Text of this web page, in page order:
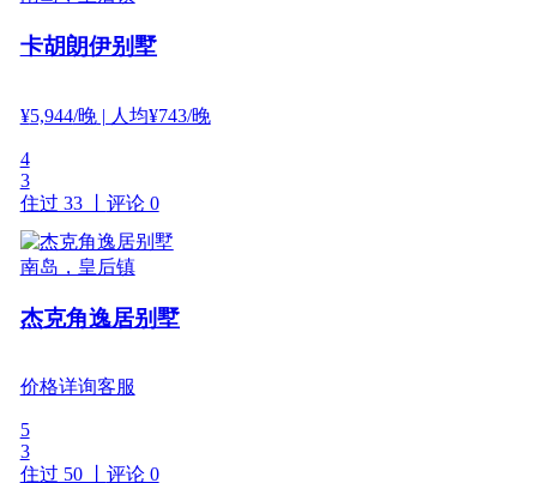
卡胡朗伊别墅
¥5,944/晚| 人均¥743/晚
4
3
住过 33 丨 评论 0
南岛，皇后镇
杰克角逸居别墅
价格详询客服
5
3
住过 50 丨 评论 0